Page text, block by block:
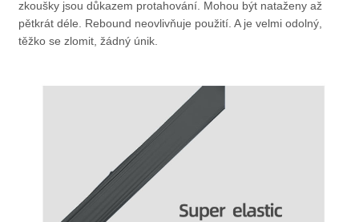
zkoušky jsou důkazem protahování. Mohou být nataženy až
pětkrát déle. Rebound neovlivňuje použití. A je velmi odolný,
těžko se zlomit, žádný únik.